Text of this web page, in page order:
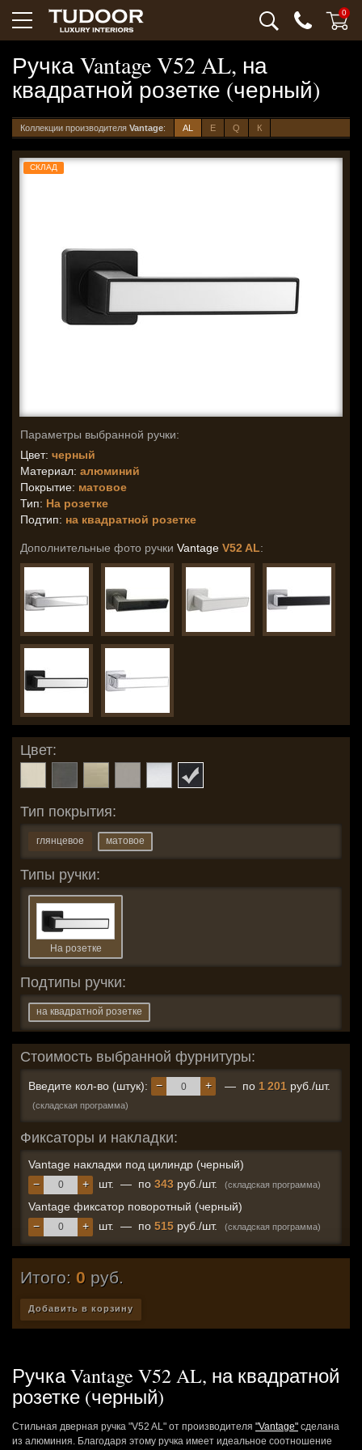
0
Ручка Vantage V52 AL, на
квадратной розетке (черный)
Коллекции производителя Vantage: AL E Q К
СКЛАД
Параметры выбранной ручки:
Цвет: черный
Материал: алюминий
Покрытие: матовое
Тип: На розетке
Подтип: на квадратной розетке
Дополнительные фото ручки Vantage V52 AL:
Цвет:
Тип покрытия:
глянцевое матовое
Типы ручки:
На розетке
Подтипы ручки:
на квадратной розетке
Стоимость выбранной фурнитуры:
Введите кол-во (штук): +
− — по 1 201 руб./шт.
(складская программа)
Фиксаторы и накладки:
Vantage накладки под цилиндр (черный)
+
− шт. — по 343 руб./шт. (складская программа)
Vantage фиксатор поворотный (черный)
+
− шт. — по 515 руб./шт. (складская программа)
Итого: 0 руб.
Добавить в корзину
Ручка Vantage V52 AL, на квадратной
розетке (черный)
Стильная дверная ручка "V52 AL" от производителя "Vantage" сделана
из алюминия. Благодаря этому ручка имеет идеальное соотношение